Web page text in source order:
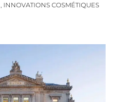
INNOVATIONS COSMÉTIQUES